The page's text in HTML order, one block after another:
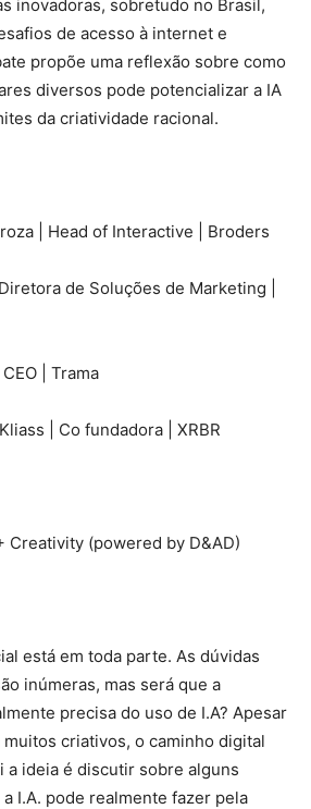
inovadoras, sobretudo no Brasil,
de acesso à internet e
propõe uma reflexão sobre como
diversos pode potencializar a IA
da criatividade racional.
| Head of Interactive | Broders
de Soluções de Marketing |
| Trama
| Co fundadora | XRBR
Creativity (powered by D&AD)
está em toda parte. As dúvidas
inúmeras, mas será que a
precisa do uso de I.A? Apesar
criativos, o caminho digital
a ideia é discutir sobre alguns
I.A. pode realmente fazer pela